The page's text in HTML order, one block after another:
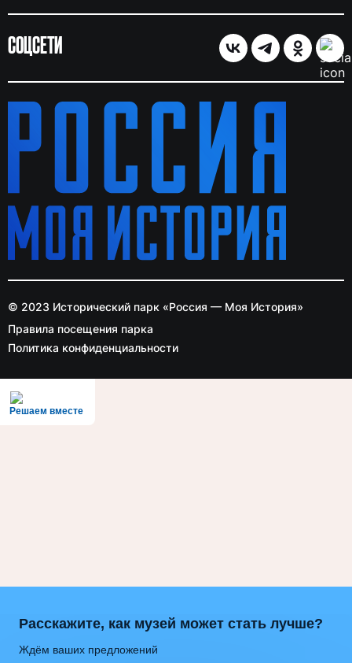
СОЦСЕТИ
© 2023 Исторический парк «Россия — Моя История»
Правила посещения парка
Политика конфиденциальности
Решаем вместе
Расскажите, как музей может стать лучше?
Ждём ваших предложений